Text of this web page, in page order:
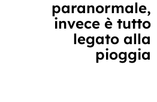
paranormale,
invece è tutto
legato alla
pioggia